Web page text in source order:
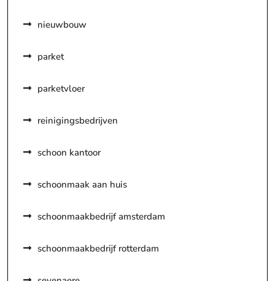
nieuwbouw
parket
parketvloer
reinigingsbedrijven
schoon kantoor
schoonmaak aan huis
schoonmaakbedrijf amsterdam
schoonmaakbedrijf rotterdam